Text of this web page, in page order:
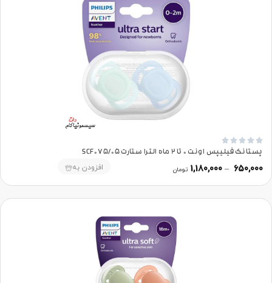





پستانک فیلیپس اونت 0 تا 2 ماه الترا ستارت SCF075/05
650,000
–
1,180,000 تومان افزودن به